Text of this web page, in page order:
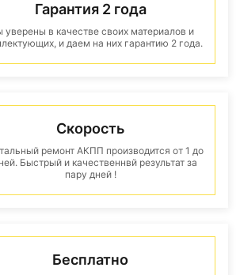
Гарантия 2 года
уверены в качестве своих материалов и
и даем на них гарантию 2 года.
Скорость
ремонт АКПП производится от 1 до
Быстрый и качественнвй результат за
пару дней !
Бесплатно